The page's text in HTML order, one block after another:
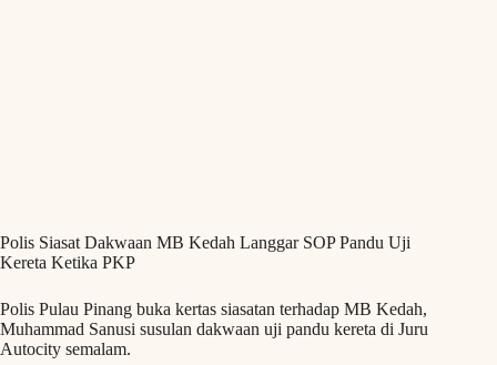
Polis Siasat Dakwaan MB Kedah Langgar SOP Pandu Uji
Kereta Ketika PKP
Polis Pulau Pinang buka kertas siasatan terhadap MB Kedah,
Muhammad Sanusi susulan dakwaan uji pandu kereta di Juru
Autocity semalam.